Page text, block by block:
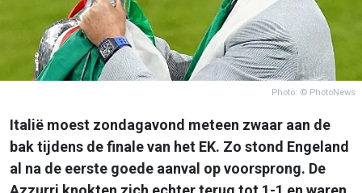
Photo: © PhotoNews
Italië moest zondagavond meteen zwaar aan de
bak tijdens de finale van het EK. Zo stond Engeland
al na de eerste goede aanval op voorsprong. De